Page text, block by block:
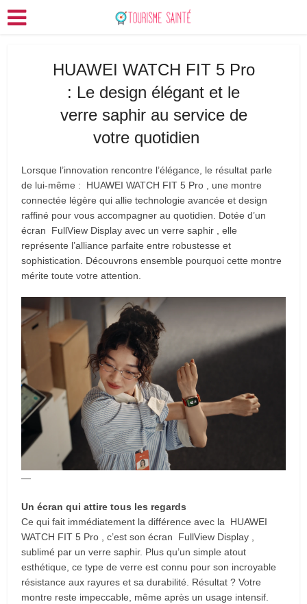
HUAWEI WATCH FIT 5 Pro
: Le design élégant et le
verre saphir au service de
votre quotidien
Lorsque l’innovation rencontre l’élégance, le résultat parle
de lui-même : HUAWEI WATCH FIT 5 Pro , une montre
connectée légère qui allie technologie avancée et design
raffiné pour vous accompagner au quotidien. Dotée d’un
écran FullView Display avec un verre saphir , elle
représente l’alliance parfaite entre robustesse et
sophistication. Découvrons ensemble pourquoi cette montre
mérite toute votre attention.
—
Un écran qui attire tous les regards
Ce qui fait immédiatement la différence avec la HUAWEI
WATCH FIT 5 Pro , c’est son écran FullView Display ,
sublimé par un verre saphir. Plus qu’un simple atout
esthétique, ce type de verre est connu pour son incroyable
résistance aux rayures et sa durabilité. Résultat ? Votre
montre reste impeccable, même après un usage intensif.